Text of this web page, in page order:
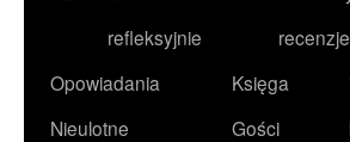
treści
refleksyjnie
recenzje
Opowiadania
Nieulotne
Księga
Gości